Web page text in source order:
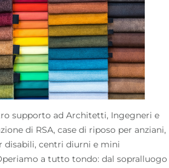
supporto ad Architetti, Ingegneri e
di RSA, case di riposo per anziani,
centri diurni e mini
a tutto tondo: dal sopralluogo